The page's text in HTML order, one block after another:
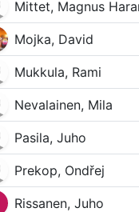
Mittet, Magnus
Mojka, David
Mukkula, Rami
Nevalainen, Mila
Pasila, Juho
Prekop, Ondřej
Rissanen, Juho